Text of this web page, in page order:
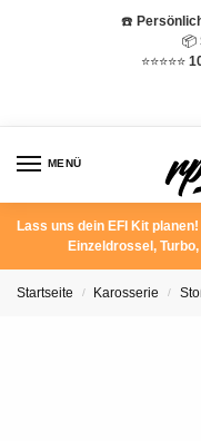
☎️
📦
⭐️⭐️⭐️⭐️⭐️
MENÜ
Lass uns dein EFI Kit
Einzeldrossel,
Startseite / Karosserie /